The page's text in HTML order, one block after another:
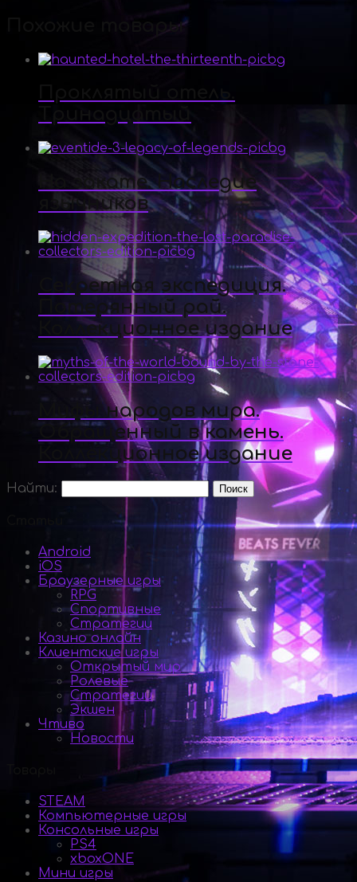
Похожие товары
На закате. Наследие
язычников
Секретная экспедиция.
Потерянный рай.
Коллекционное издание
Мифы народов мира.
Обращенный в камень.
Коллекционное издание
Найти:
Android
iOS
Браузерные игры
RPG
Спортивные
Стратегии
Казино онлайн
Клиентские игры
Открытый мир
Ролевые
Стратегии
Экшен
Чтиво
Новости
STEAM
Компьютерные игры
Консольные игры
PS4
xboxONE
Мини игры